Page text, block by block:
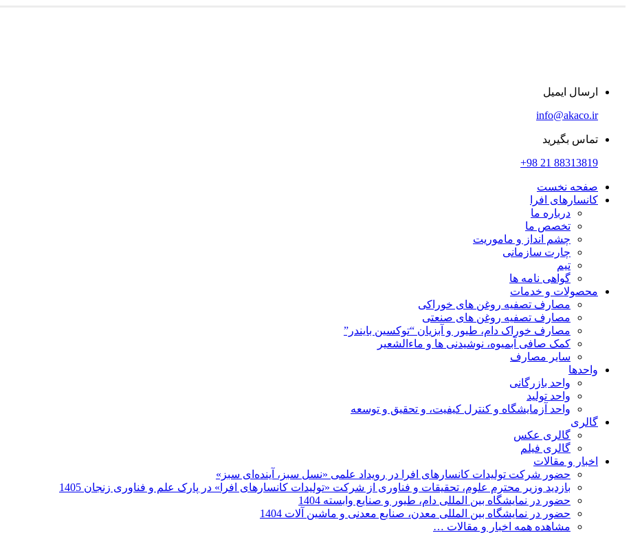
ارسال ایمیل
info@akaco.ir
تماس بگیرید
88313819 21 98+
صفحه نخست
کانسارهای افرا
درباره ما
تخصص ما
چشم انداز و ماموریت
چارت سازمانی
تیم
گواهی نامه ها
محصولات و خدمات
مصارف تصفیه روغن های خوراکی
مصارف تصفیه روغن های صنعتی
مصارف خوراک دام، طیور و آبزیان “توکسین بایندر”
کمک صافی آبمیوه، نوشیدنی ها و ماءالشعیر
سایر مصارف
واحدها
واحد بازرگانی
واحد تولید
واحد آزمایشگاه و کنترل کیفیت، و تحقیق و توسعه
گالری
گالری عکس
گالری فیلم
اخبار و مقالات
حضور شرکت تولیدات کانسارهای افرا در رویداد علمی «نسل سبز، آینده‌ای سبز»
بازدید وزیر محترم علوم، تحقیقات و فناوری از شرکت «تولیدات کانسارهای افرا» در پارک علم و فناوری زنجان 1405
حضور در نمایشگاه بین المللی دام، طیور و صنایع وابسته 1404
حضور در نمایشگاه بین المللی معدن، صنایع معدنی و ماشین آلات 1404
مشاهده همه اخبار و مقالات …